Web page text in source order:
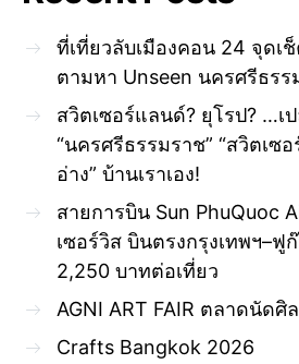
ที่เที่ยวลับเมืองคอน 24 จุดเ
ตามหา Unseen นครศรีธรร
สวิตเซอร์แลนด์? ยุโรป? …เ
“นครศรีธรรมราช” “สวิตเซ
อ่าง” บ้านเราเอง!
สายการบิน Sun PhuQuoc
เซอร์วิส บินตรงกรุงเทพฯ–ฟู
2,250 บาทต่อเที่ยว
AGNI ART FAIR ตลาดนัด
Crafts Bangkok 2026